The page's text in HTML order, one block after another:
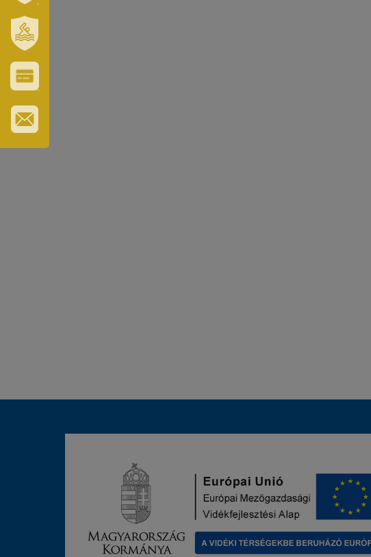
ÉS
TÉRSÉGÜNK
ERZSÉBET
GYÓGYFÜRDŐ
ÉS
TURISZTIKAI
KÁRTYA